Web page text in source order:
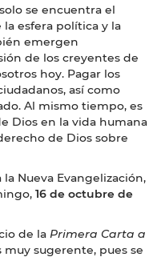
se encuentra el
esfera política y la
emergen
de los creyentes de
hoy. Pagar los
así como
Al mismo tiempo, es
Dios en la vida humana
de Dios sobre
la Nueva Evangelización,
16 de octubre de
de la Primera Carta a
muy sugerente, pues se